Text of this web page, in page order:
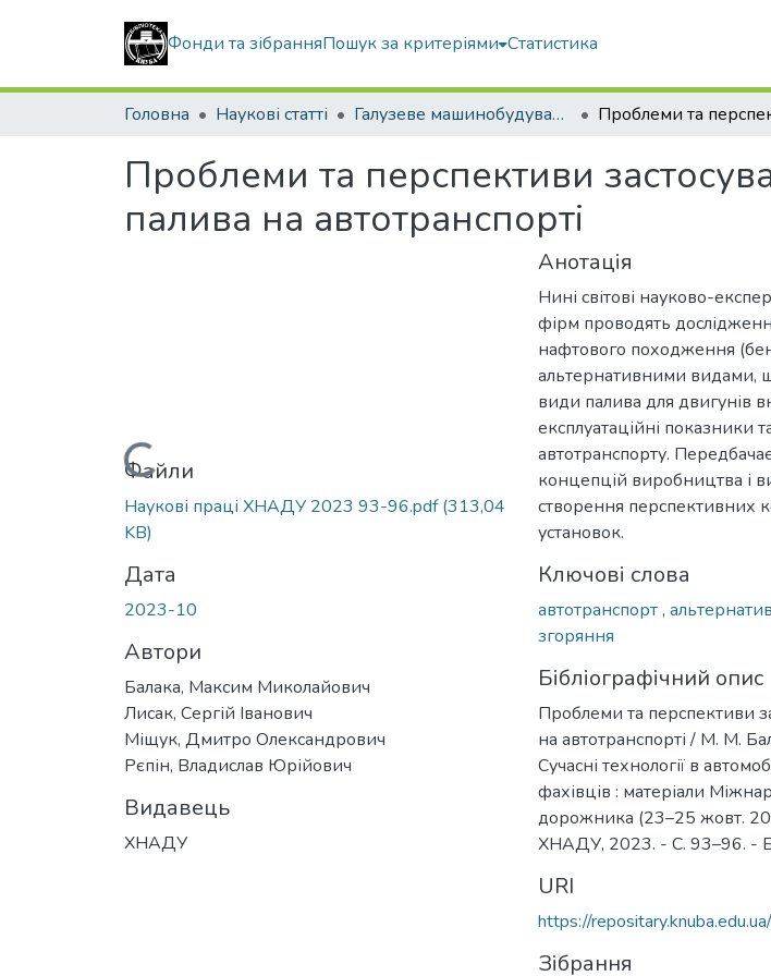
Фонди та зібранняПошук за критеріями Статистика
Головна Наукові статті Галузеве машинобудування
Проблеми та перспективи
палива на автотранспорті
Вантажиться...
Файли
Наукові праці ХНАДУ 2023 93-96.pdf(313,04
KB)
Дата
2023-10
Автори
Балака, Максим Миколайович
Лисак, Сергій Іванович
Міщук, Дмитро Олександрович
Рєпін, Владислав Юрійович
Видавець
ХНАДУ
Анотація
Нині світові науково-
фірм проводять
нафтового походження
альтернативними видами,
види палива для двигунів
експлуатаційні показники
автотранспорту.
концепцій виробництва і
створення перспективних
установок.
Ключові слова
автотранспорт,
згоряння
Бібліографічний опис
Проблеми та перспективи
на автотранспорті / М. М.
Сучасні технології в
фахівців : матеріали
дорожника (23–25 жовт.
ХНАДУ, 2023. - С. 93–96. -
URI
https://
Зібрання